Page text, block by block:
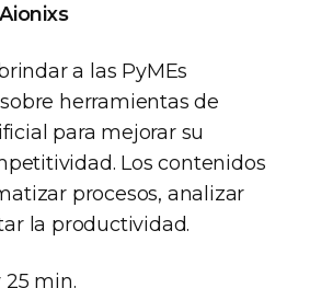
Aionixs
a las PyMEs
herramientas de
para mejorar su
Los contenidos
procesos, analizar
la productividad.
25 min.